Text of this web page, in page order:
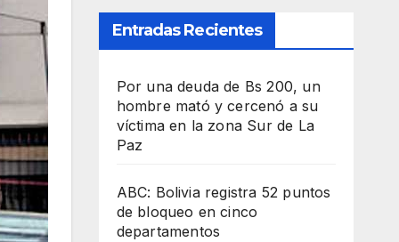
Entradas Recientes
Por una deuda de Bs 200, un
hombre mató y cercenó a su
víctima en la zona Sur de La
Paz
ABC: Bolivia registra 52 puntos
de bloqueo en cinco
departamentos